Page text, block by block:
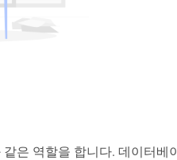
은 역할을 합니다. 데이터베